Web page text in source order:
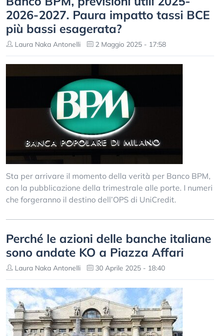
2026-2027. Paura impatto tassi BCE
più bassi esagerata?
Laura Naka Antonelli 2 Maggio 2025 - 17:58
Sta per arrivare il momento della verità per Banco BPM,
con la pubblicazione della trimestrale alle porte. I numeri
che forgeranno il destino dell’OPS di UniCredit.
Perché le azioni delle banche italiane
sono andate KO a Piazza Affari
Laura Naka Antonelli 30 Aprile 2025 - 18:40